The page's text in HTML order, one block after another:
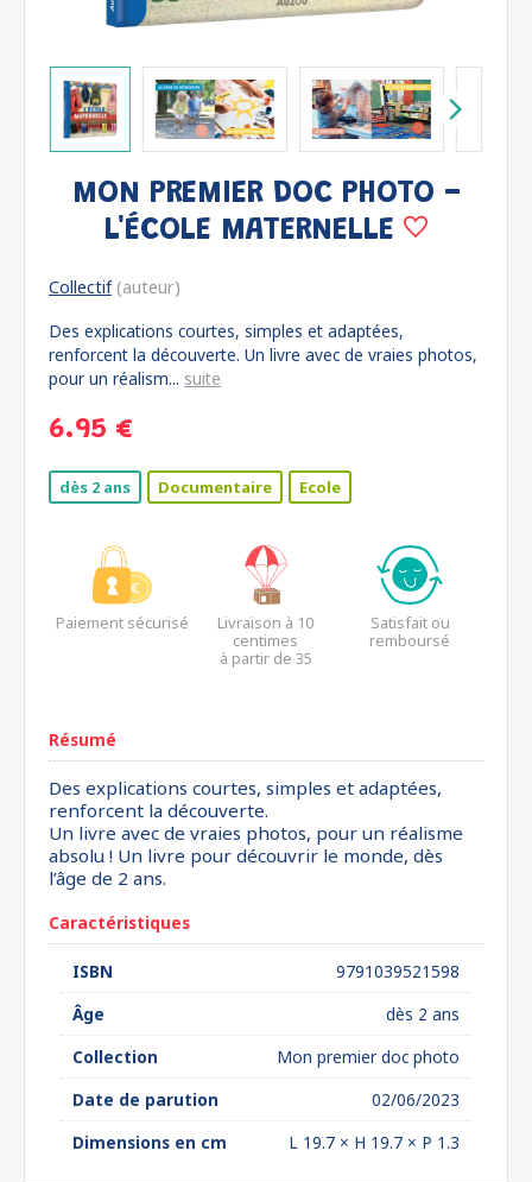
MON PREMIER DOC PHOTO -
L'ÉCOLE MATERNELLE
Collectif(auteur)
Des explications courtes, simples et adaptées,
renforcent la découverte. Un livre avec de vraies photos,
pour un réalism... suite
6.95 €
dès 2 ans Documentaire Ecole
Paiement sécurisé
Livraison à 10
centimes
à partir de 35
Satisfait ou
remboursé
Résumé
Des explications courtes, simples et adaptées,
renforcent la découverte.
Un livre avec de vraies photos, pour un réalisme
absolu ! Un livre pour découvrir le monde, dès
l’âge de 2 ans.
Caractéristiques
ISBN
9791039521598
Âge
dès 2 ans
Collection
Mon premier doc photo
Date de parution
02/06/2023
Dimensions en cm
L 19.7 × H 19.7 × P 1.3